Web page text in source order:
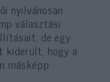
nyilvánosan
választási
de egy
kiderült, hogy a
másképp